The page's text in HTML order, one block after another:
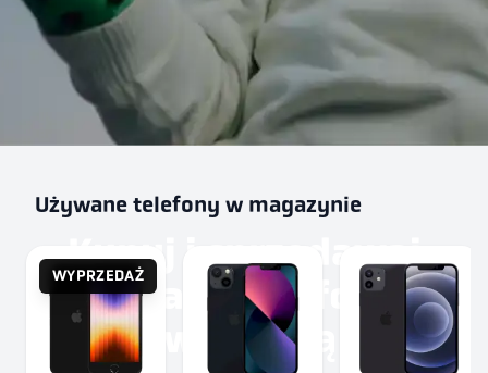
Kupuj i sprzedawaj
używane telefony z
gwarancją!
Używane telefony w magazynie
WYPRZEDAŻ